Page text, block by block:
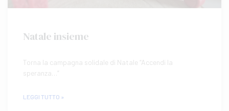
Natale insieme
Torna la campagna solidale di Natale “Accendi la
speranza…”
LEGGI TUTTO »